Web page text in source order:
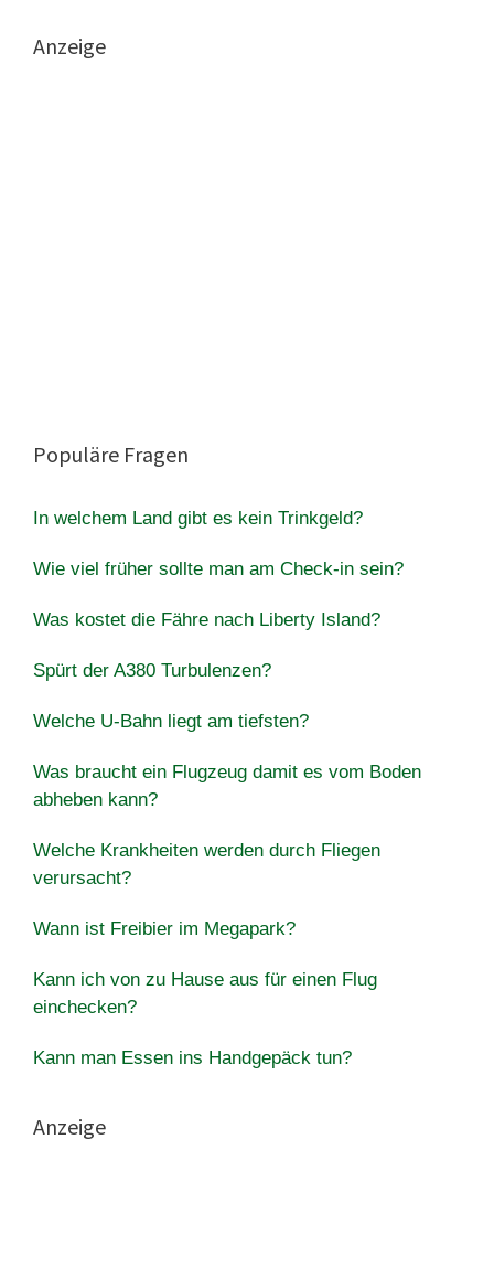
Anzeige
Populäre Fragen
In welchem Land gibt es kein Trinkgeld?
Wie viel früher sollte man am Check-in sein?
Was kostet die Fähre nach Liberty Island?
Spürt der A380 Turbulenzen?
Welche U-Bahn liegt am tiefsten?
Was braucht ein Flugzeug damit es vom Boden
abheben kann?
Welche Krankheiten werden durch Fliegen
verursacht?
Wann ist Freibier im Megapark?
Kann ich von zu Hause aus für einen Flug
einchecken?
Kann man Essen ins Handgepäck tun?
Anzeige